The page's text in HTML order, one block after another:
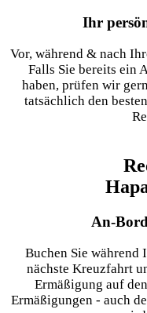
Ihr
Vor, während & nach
Falls Sie bereits ein
haben, prüfen wir
tatsächlich den
An-
Buchen Sie während
nächste Kreuzfahrt
Ermäßigung auf
Ermäßigungen - auch